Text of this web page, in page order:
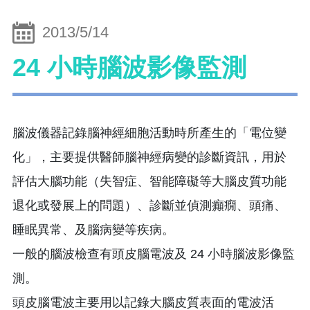
2013/5/14
24 小時腦波影像監測
腦波儀器記錄腦神經細胞活動時所產生的「電位變
化」，主要提供醫師腦神經病變的診斷資訊，用於
評估大腦功能（失智症、智能障礙等大腦皮質功能
退化或發展上的問題）、診斷並偵測癲癇、頭痛、
睡眠異常、及腦病變等疾病。
一般的腦波檢查有頭皮腦電波及 24 小時腦波影像監
測。
頭皮腦電波主要用以記錄大腦皮質表面的電波活